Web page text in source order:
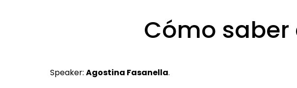
Cómo
Speaker: Agostina Fasanella.